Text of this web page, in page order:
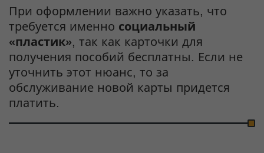
При оформлении важно указать, что
требуется именно социальный
«пластик», так как карточки для
получения пособий бесплатны. Если не
уточнить этот нюанс, то за
обслуживание новой карты придется
платить.